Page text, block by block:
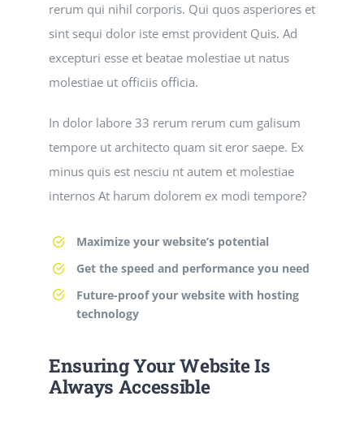
Contact
rerum qui nihil corporis. Qui quos asperiores et
sint sequi dolor iste emst provident Quis. Ad
excepturi esse et beatae molestiae ut natus
molestiae ut officiis officia.
In dolor labore 33 rerum rerum cum galisum
tempore ut architecto quam sit eror saepe. Ex
minus quis est nesciu nt autem et molestiae
internos At harum dolorem ex modi tempore?
Maximize your website’s potential
Get the speed and performance you need
Future-proof your website with hosting
technology
Ensuring Your Website Is
Always Accessible